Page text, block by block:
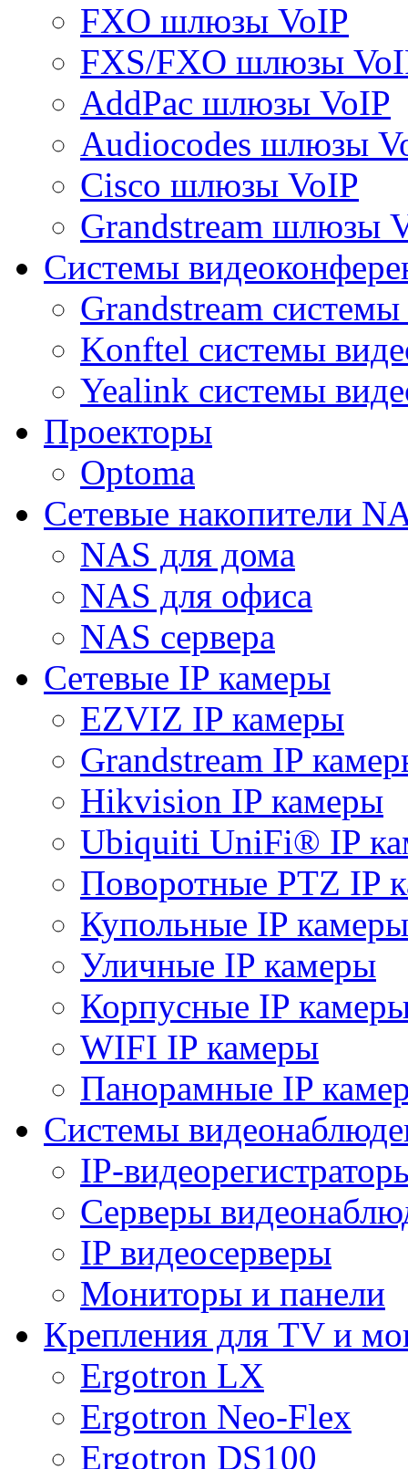
FXO шлюзы VoIP
FXS/FXO шлюзы
AddPac шлюзы VoIP
Audiocodes шлюзы
Cisco шлюзы VoIP
Grandstream шлюзы
Системы
Grandstream
Konftel системы
Yealink системы
Проекторы
Optoma
Сетевые накопители
NAS для дома
NAS для офиса
NAS сервера
Сетевые IP камеры
EZVIZ IP камеры
Grandstream IP
Hikvision IP камеры
Ubiquiti UniFi® IP
Поворотные PTZ IP
Купольные IP камеры
Уличные IP камеры
Корпусные IP
WIFI IP камеры
Панорамные IP
Системы
IP-
Серверы
IP видеосерверы
Мониторы и панели
Крепления для TV и
Ergotron LX
Ergotron Neo-Flex
Ergotron DS100